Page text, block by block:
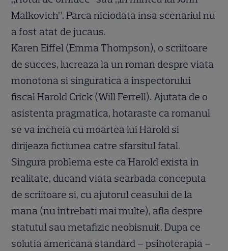
Malkovich”. Parca niciodata insa scenariul nu
a fost atat de jucaus.
Karen Eiffel (Emma Thompson), o scriitoare
de succes, lucreaza la un roman despre viata
monotona si singuratica a inspectorului
fiscal Harold Crick (Will Ferrell). Ajutata de o
asistenta pragmatica, hotaraste ca romanul
se va incheia cu moartea lui Harold si
dirijeaza fictiunea catre sfarsitul fatal.
Singura problema este ca Harold exista in
realitate, ducand viata searbada conceputa
de scriitoare si, cu ajutorul ceasului de la
mana (nu intrebati mai multe), afla despre
statutul sau metafizic neobisnuit. Dupa ce
solutia americana standard – psihoterapia –